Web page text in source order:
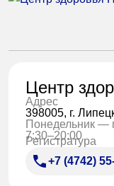
Центр
Адрес
398005, г.
Понедельник —
7:30–20:00
Регистратура
+7 (4742)